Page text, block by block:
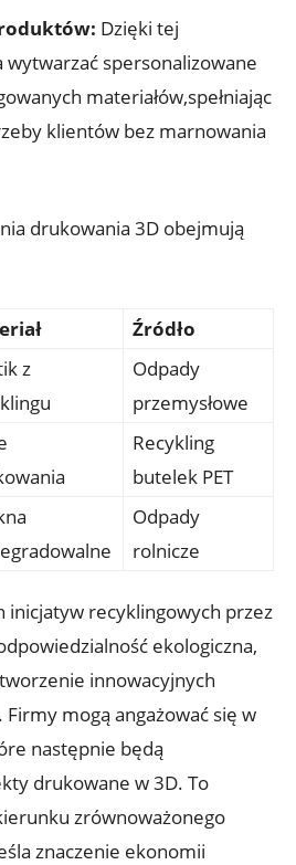
Dzięki tej
spersonalizowane
materiałów,spełniając
klientów bez marnowania
drukowania 3D obejmują
Źródło
z
Odpady
przemysłowe
Recykling
butelek PET
Odpady
rolnicze
inicjatyw recyklingowych przez
ekologiczna,
innowacyjnych
mogą angażować się w
następnie będą
drukowane w 3D. To
zrównoważonego
znaczenie ekonomii